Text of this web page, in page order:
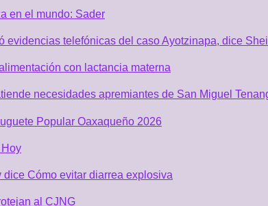
en el mundo: Sader
telefónicas del caso Ayotzinapa, dice
con lactancia materna
necesidades apremiantes de San Miguel
Popular Oaxaqueño 2026
Cómo evitar diarrea explosiva
al CJNG